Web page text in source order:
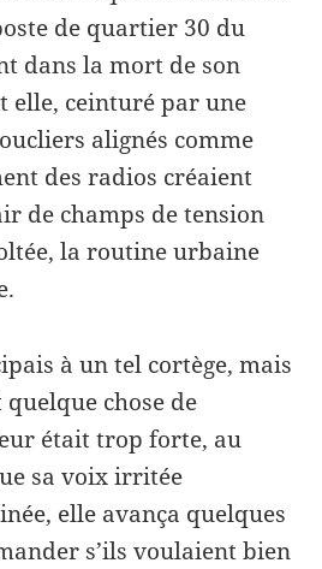
de quartier 30 du
dans la mort de son
elle, ceinturé par une
alignés comme
des radios créaient
de champs de tension
la routine urbaine
à un tel cortège, mais
chose de
était trop forte, au
sa voix irritée
elle avança quelques
s’ils voulaient bien